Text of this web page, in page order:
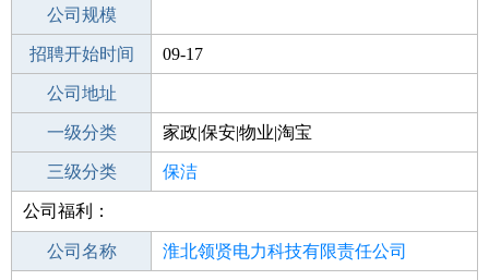
工作地点
公司规模
公司电话
招聘开始时间 09-17
招聘结束时间
公司地址
一级分类 家政|保安|物业|淘宝
二级分类 家政/安保
三级分类 保洁
其他行业
公司福利：
公司名称 淮北领贤电力科技有限责任公司